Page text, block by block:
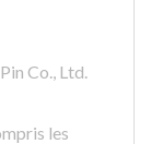
Co., Ltd.
les